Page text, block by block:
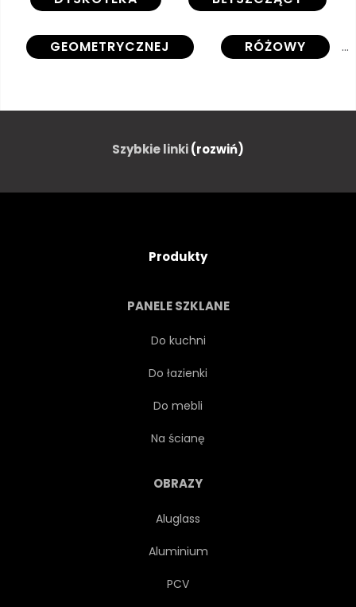
GEOMETRYCZNEJ RÓŻOWY
SŁOŃCE VINTAGE
RETRO ŚWIATŁO
MIEJSCE
PROJEKTOWAĆ
LATA OSIEMDZIESIĄTE
Szybkie linki(rozwiń)
Produkty
PANELE SZKLANE
Do kuchni
Do łazienki
Do mebli
Na ścianę
OBRAZY
Aluglass
Aluminium
PCV